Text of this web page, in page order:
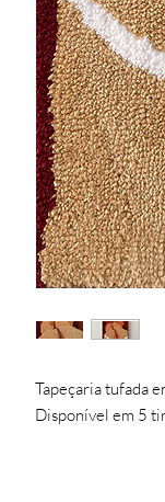
Tapeçaria tufada
Disponível em 5